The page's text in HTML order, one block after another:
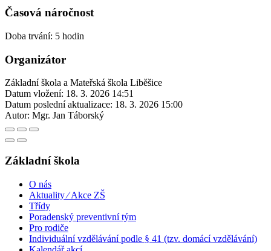
Časová náročnost
Doba trvání: 5 hodin
Organizátor
Základní škola a Mateřská škola Liběšice
Datum vložení: 18. 3. 2026 14:51
Datum poslední aktualizace: 18. 3. 2026 15:00
Autor: Mgr. Jan Táborský
Základní škola
O nás
Aktuality ⁄ Akce ZŠ
Třídy
Poradenský preventivní tým
Pro rodiče
Individuální vzdělávání podle § 41 (tzv. domácí vzdělávání)